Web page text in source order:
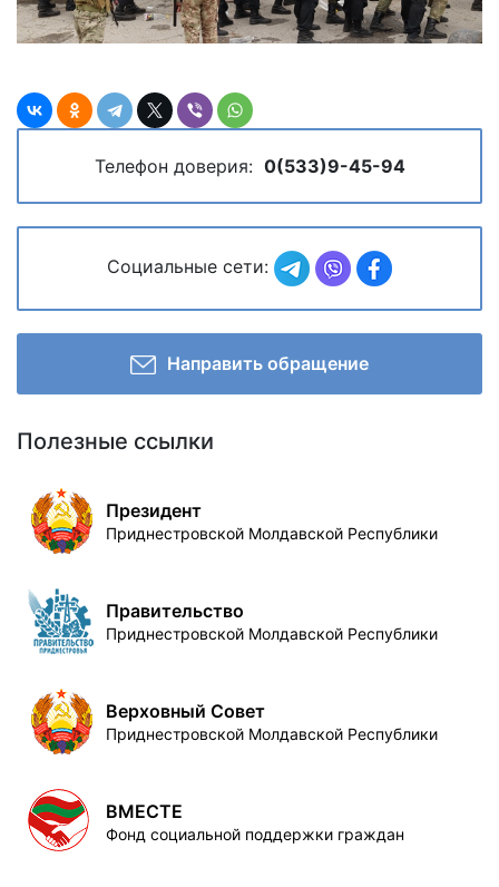
Телефон доверия: 0(533)9-45-94
Социальные сети:
Направить обращение
Полезные ссылки
Президент
Приднестровской Молдавской Республики
Правительство
Приднестровской Молдавской Республики
Верховный Совет
Приднестровской Молдавской Республики
ВМЕСТЕ
Фонд социальной поддержки граждан